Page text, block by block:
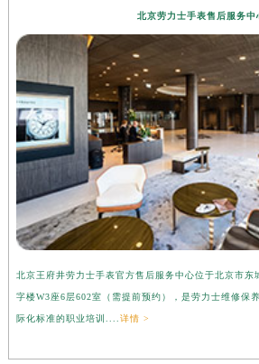
北京劳力士手表售后服务中
北京王府井劳力士手表官方售后服务中心位于北京市东
字楼W3座6层602室（需提前预约），是劳力士维修保
际化标准的职业培训.... 详情 >